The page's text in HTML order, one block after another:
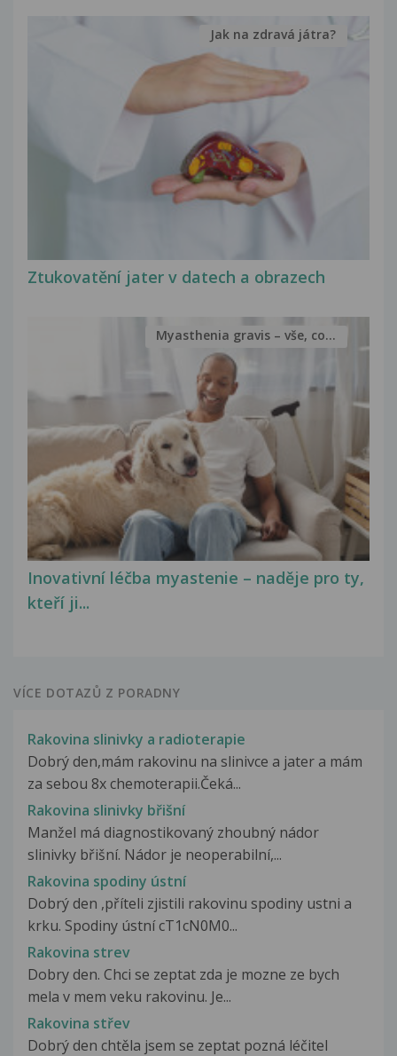
Ztukovatění jater v datech a obrazech
Jak na zdravá játra?
Inovativní léčba myastenie – naděje pro ty,
kteří ji...
Myasthenia gravis – vše, co...
VÍCE DOTAZŮ Z PORADNY
Rakovina slinivky a radioterapie
Dobrý den,mám rakovinu na slinivce a jater a mám
za sebou 8x chemoterapii.Čeká...
Rakovina slinivky břišní
Manžel má diagnostikovaný zhoubný nádor
slinivky břišní. Nádor je neoperabilní,...
Rakovina spodiny ústní
Dobrý den ,příteli zjistili rakovinu spodiny ustni a
krku. Spodiny ústní cT1cN0M0...
Rakovina strev
Dobry den. Chci se zeptat zda je mozne ze bych
mela v mem veku rakovinu. Je...
Rakovina střev
Dobrý den chtěla jsem se zeptat pozná léčitel